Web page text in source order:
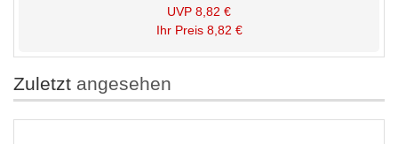
UVP 8,82 €
Ihr Preis 8,82 €
Zuletzt angesehen